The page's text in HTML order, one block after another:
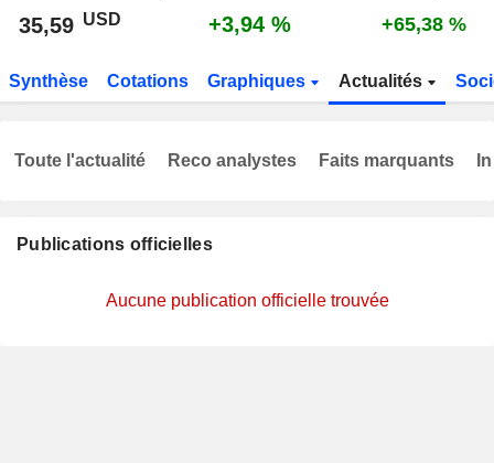
35,59 USD +3,94 % +65,38 %
Synthèse Cotations Graphiques Actualités
Publications officielles
Aucune publication officielle trouvée
Toute l'actualité Reco analystes Faits marquants